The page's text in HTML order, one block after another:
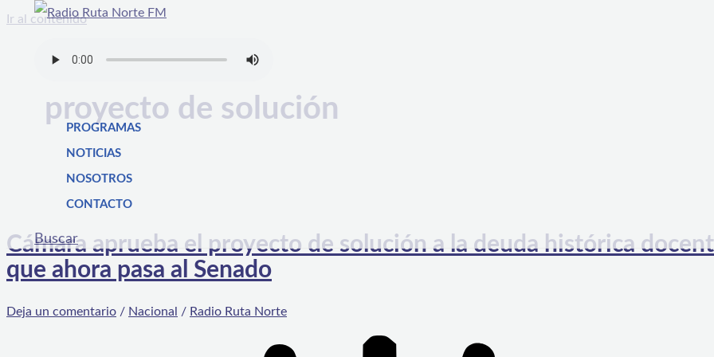
Ir al contenido
PROGRAMAS
NOTICIAS
NOSOTROS
CONTACTO
Buscar
proyecto de solución
Cámara aprueba el proyecto de solución a la deuda histórica
que ahora pasa al Senado
Deja un comentario / Nacional / Radio Ruta Norte